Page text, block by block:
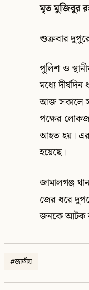
মৃত মুজিবুর
শুক্রবার
পুলিশ ও
মধ্যে
আজ সকালে
পক্ষের
আহত হয়।
হয়েছে।
জামালগঞ্জ
জের ধরে
জনকে আটক
#জাতীয়